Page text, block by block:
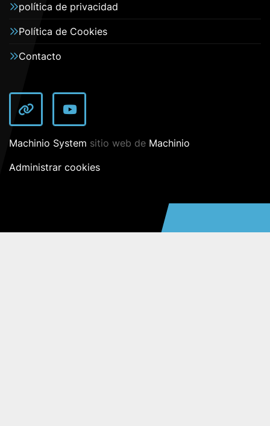
política de privacidad
Política de Cookies
Contacto
other youtube
Machinio System sitio web de Machinio
Administrar cookies